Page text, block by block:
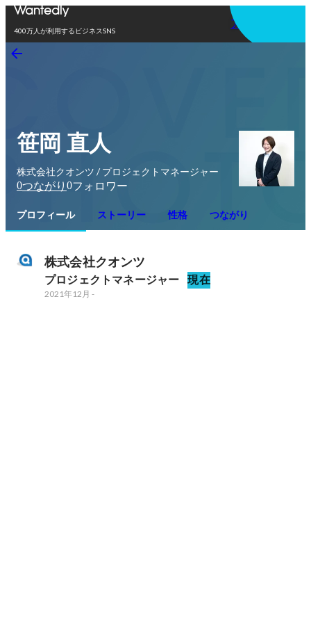
400万人が利用するビジネスSNS
アプリを使う
笹岡 直人
株式会社クオンツ / プロジェクトマネージャー
0つながり 0フォロワー
プロフィール ストーリー 性格 つながり
株式会社クオンツ
プロジェクトマネージャー 現在
2021年12月 -